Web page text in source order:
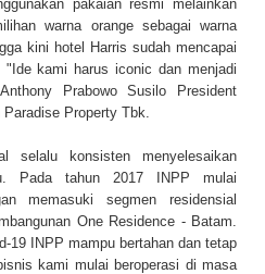
pakaian resmi melainkan
warna orange sebagai warna
kini hotel Harris sudah mencapai
kami harus iconic dan menjadi
Prabowo Susilo President
Property Tbk.
selalu konsisten menyelesaikan
Pada tahun 2017 INPP mulai
memasuki segmen residensial
One Residence - Batam.
19 INPP mampu bertahan dan tetap
kami mulai beroperasi di masa